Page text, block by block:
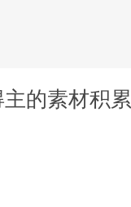
的素材积累